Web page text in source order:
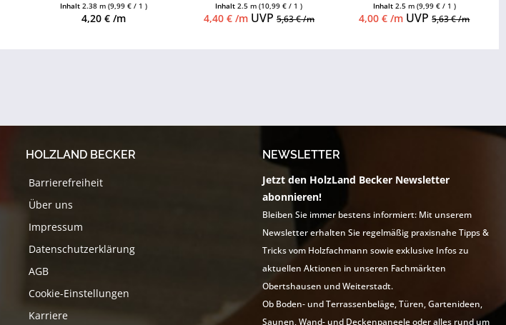
erhältlich
Inhalt2.38 m(9,99 € / 1 )
4,20 € /m
Inhalt2.5 m(10,99 € / 1 )
4,40 € /mUVP 5,63 € /m
Inhalt 2.5 m (9,99 € / 1 )
4,00 € /m UVP5,63 € /m
HOLZLAND BECKER
Barrierefreiheit
Über uns
Impressum
Datenschutzerklärung
AGB
Cookie-Einstellungen
Karriere
NEWSLETTER
Jetzt den HolzLand Becker Newsletter
abonnieren!
Bleiben Sie immer bestens informiert: Mit unserem
Newsletter erhalten Sie regelmäßig praxisnahe Tipps &
Tricks vom Holzfachmann sowie exklusive Infos zu
aktuellen Aktionen in unseren Fachmärkten
Obertshausen und Weiterstadt.
Ob Boden- und Terrassenbeläge, Türen, Gartenideen,
Saunen, Wand- und Deckenpaneele oder alles rund um